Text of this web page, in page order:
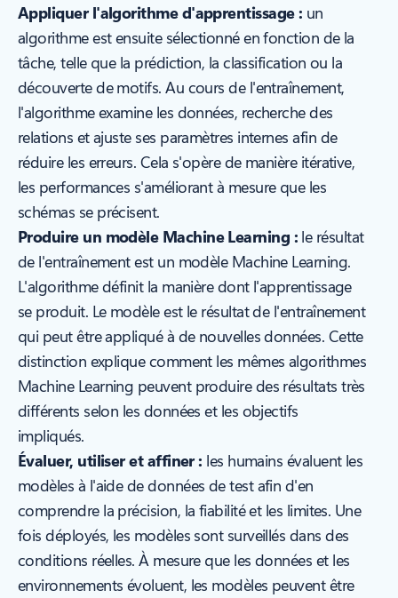
Appliquer l'algorithme d'apprentissage : un
algorithme est ensuite sélectionné en fonction de la
tâche, telle que la prédiction, la classification ou la
découverte de motifs. Au cours de l'entraînement,
l'algorithme examine les données, recherche des
relations et ajuste ses paramètres internes afin de
réduire les erreurs. Cela s'opère de manière itérative,
les performances s'améliorant à mesure que les
schémas se précisent.
Produire un modèle Machine Learning : le résultat
de l'entraînement est un modèle Machine Learning.
L'algorithme définit la manière dont l'apprentissage
se produit. Le modèle est le résultat de l'entraînement
qui peut être appliqué à de nouvelles données. Cette
distinction explique comment les mêmes algorithmes
Machine Learning peuvent produire des résultats très
différents selon les données et les objectifs
impliqués.
Évaluer, utiliser et affiner : les humains évaluent les
modèles à l'aide de données de test afin d'en
comprendre la précision, la fiabilité et les limites. Une
fois déployés, les modèles sont surveillés dans des
conditions réelles. À mesure que les données et les
environnements évoluent, les modèles peuvent être